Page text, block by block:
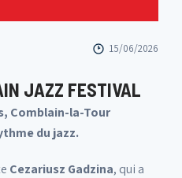
15/06/2026
JAZZ FESTIVAL
Comblain-la-Tour
du jazz.
Cezariusz Gadzina, qui a